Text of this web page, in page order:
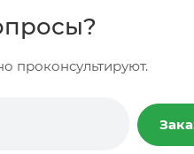
проконсультируют.